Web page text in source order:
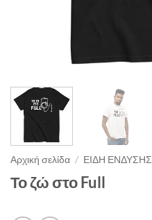
Αρχική σελίδα / ΕΙΔΗ ΕΝΔΥΣΗΣ
Το ζώ στο Full